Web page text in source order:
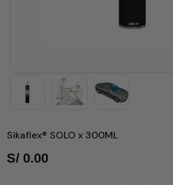
Sikaflex® SOLO x 300ML
S/0.00